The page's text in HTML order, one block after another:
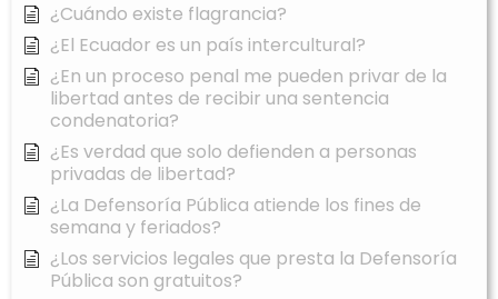
¿Cuándo existe flagrancia?
¿El Ecuador es un país intercultural?
¿En un proceso penal me pueden privar de la
libertad antes de recibir una sentencia
condenatoria?
¿Es verdad que solo defienden a personas
privadas de libertad?
¿La Defensoría Pública atiende los fines de
semana y feriados?
¿Los servicios legales que presta la Defensoría
Pública son gratuitos?